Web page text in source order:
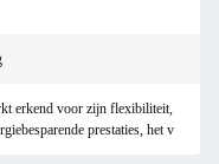
erkend voor zijn flexibiliteit,
prestaties, het v